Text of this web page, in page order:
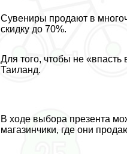
Сувениры продают в
скидку до 70%.
Для того, чтобы не «впасть
Таиланд.
В ходе выбора презента
магазинчики, где они